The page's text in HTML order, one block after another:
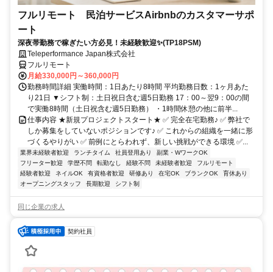
フルリモート 民泊サービスAirbnbのカスタマーサポ
ート
深夜帯勤務で稼ぎたい方必見！未経験歓迎✨(TP18PSM)
Teleperformance Japan株式会社
フルリモート
月給330,000円～360,000円
勤務時間詳細 実働時間：1日あたり8時間 平均勤務日数：1ヶ月あた
り21日 ▼シフト制：土日祝日含む週5日勤務 17：00～翌9：00の間
で実働8時間（土日祝含む週5日勤務） ・1時間休憩の他に前半...
仕事内容 ★新規プロジェクトスタート★ ✅ 完全在宅勤務♪ ✅ 弊社で
しか募集をしていないポジションです♪ ✅ これからの組織を一緒に形
づくるやりがい ✅ 前例にとらわれず、新しい挑戦ができる環境 ✅...
業界未経験者歓迎 ランチタイム 社員登用あり
副業・WワークOK
フリーター歓迎
学歴不問 転勤なし 経験不問 未経験者歓迎
フルリモート
経験者歓迎
ネイルOK 有資格者歓迎 研修あり 在宅OK ブランクOK
育休あり
オープニングスタッフ
長期歓迎 シフト制
同じ企業の求人
契約社員